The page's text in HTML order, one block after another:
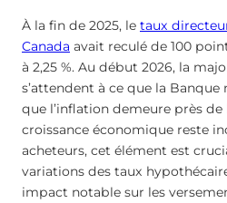
À la fin de 2025, le taux
Canada avait reculé de 100
à 2,25 %. Au début 2026, la
s’attendent à ce que la
que l’inflation demeure près
croissance économique reste
acheteurs, cet élément est
variations des taux
impact notable sur les